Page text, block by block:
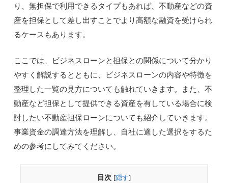
り、無担保で利用できるタイプもあれば、不動産などの資
産を担保として差し出すことでより高額な融資を受けられ
るケースもあります。
ここでは、ビジネスローンと担保との関係について分かり
やすく解説するとともに、ビジネスローンの内容や特徴を
整理した一覧の見方についても触れていきます。また、不
動産など担保として提供できる資産を有している場合に検
討したい不動産担保ローンについても紹介していきます。
事業資金の調達方法を理解し、自社に適した選択をするた
めの参考にしてみてください。
目次 [隠す]